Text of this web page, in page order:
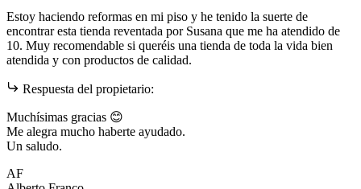
Estoy haciendo reformas en mi piso y he tenido la suerte de
encontrar esta tienda reventada por Susana que me ha atendido de
10. Muy recomendable si queréis una tienda de toda la vida bien
atendida y con productos de calidad.
Respuesta del propietario:
Muchísimas gracias 😊
Me alegra mucho haberte ayudado.
Un saludo.
AF